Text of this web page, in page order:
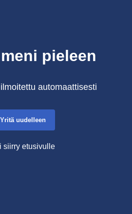
pieleen
automaattisesti
Yritä uudelleen
siirry etusivulle